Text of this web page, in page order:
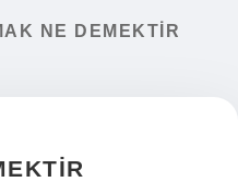
NE DEMEKTIR